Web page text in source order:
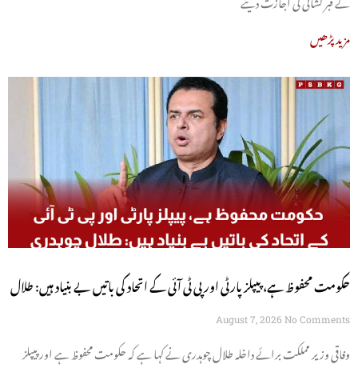
مزید پڑھیں
حکومت محفوظ ہے، پیپلز پارٹی اور پی ٹی آئی کے اتحاد کی باتیں بے بنیاد ہیں: طلال
چوہدری
August 7, 2026 No Comments
وفاقی وزیر مملکت برائے داخلہ طلال چوہدری نے کہا ہے کہ حکومت محفوظ ہے اور پیپلز